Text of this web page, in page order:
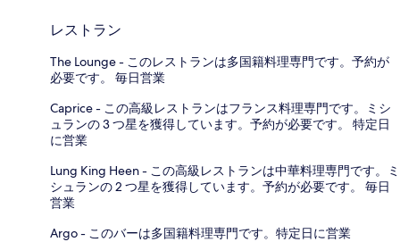
レストラン
The Lounge - このレストランは多国籍料理専門です。予約が
必要です。 毎日営業
Caprice - この高級レストランはフランス料理専門です。ミシ
ュランの 3 つ星を獲得しています。予約が必要です。 特定日
に営業
Lung King Heen - この高級レストランは中華料理専門です。ミ
シュランの 2 つ星を獲得しています。予約が必要です。 毎日
営業
Argo - このバーは多国籍料理専門です。特定日に営業